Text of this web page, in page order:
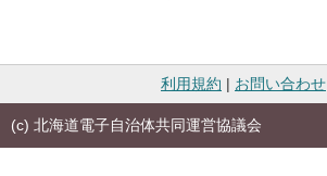
利用規約 | お問い合わせ
(c) 北海道電子自治体共同運営協議会